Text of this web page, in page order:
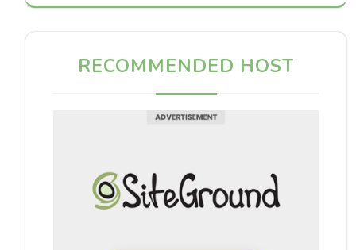
RECOMMENDED HOST